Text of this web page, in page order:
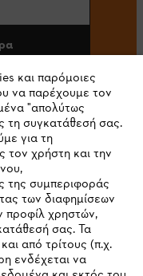
#STIHL
και παρόμοιες
να παρέχουμε τον
"απολύτως
τη συγκατάθεσή σας.
για τη
τον χρήστη και την
της συμπεριφοράς
των διαφημίσεων
προφίλ χρηστών,
σας. Τα
από τρίτους (π.χ.
ενδέχεται να